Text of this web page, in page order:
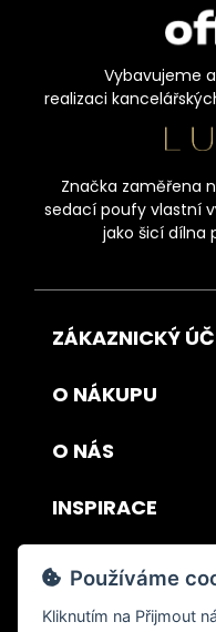
Vybavujeme
realizaci
Značka zaměřena
sedací poufy vlastní
jako šicí dílna
ZÁKAZNICKÝ
O NÁKUPU
O NÁS
INSPIRACE
DOPRAVA A
Používáme
Kliknutím na Přijmout